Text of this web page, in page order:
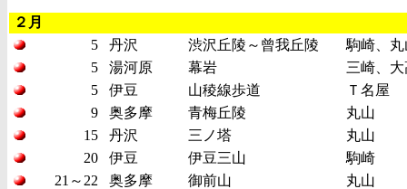
２月
5
丹沢 渋沢丘陵～曾我丘陵
駒崎、丸
5
湯河原 幕岩
三崎、
5
伊豆 山稜線歩道
Ｔ名屋
9
奥多摩 青梅丘陵
丸山
15
丹沢 三ノ塔
丸山
20
伊豆 伊豆三山
駒崎
21～22
奥多摩 御前山
丸山